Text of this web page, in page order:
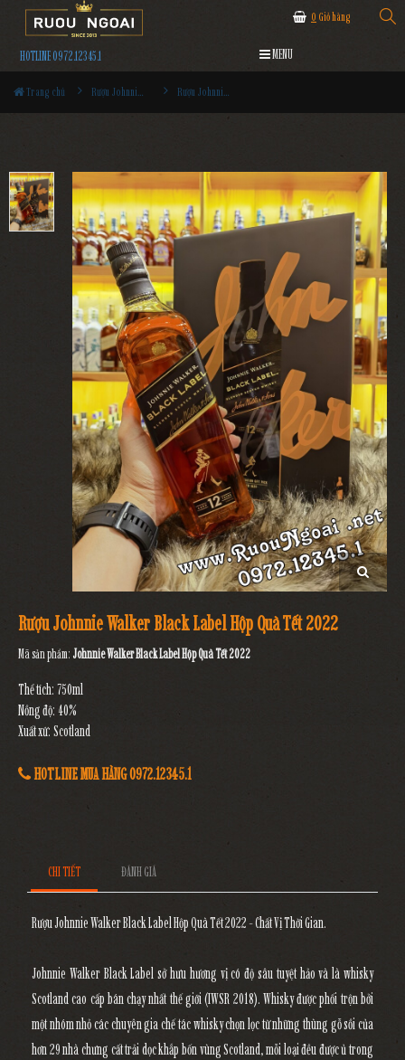
0 Giỏ hàng
HOTLINE 0972.12345.1 MENU
Trang chủ Rượu Johnnie walker Rượu Johnnie Walker Black Label Hộp Quà Tết 2022
Rượu Johnnie Walker Black Label Hộp Quà Tết 2022
Mã sản phẩm: Johnnie Walker Black Label Hộp Quà Tết 2022
Thể tích: 750ml
Nồng độ: 40%
Xuất xứ: Scotland
HOTLINE MUA HÀNG 0972.12345.1
CHI TIẾT ĐÁNH GIÁ
Rượu Johnnie Walker Black Label Hộp Quà Tết 2022 - Chất Vị Thời Gian.
Johnnie Walker Black Label sở hưu hương vị có độ sâu tuyệt hảo và là whisky
Scotland cao cấp bán chạy nhất thế giới (IWSR 2018). Whisky được phối trộn bởi
một nhóm nhỏ các chuyên gia chế tác whisky chọn lọc từ những thùng gỗ sồi của
hơn 29 nhà chưng cất trải dọc khắp bốn vùng Scotland, mỗi loại đều được ủ trong